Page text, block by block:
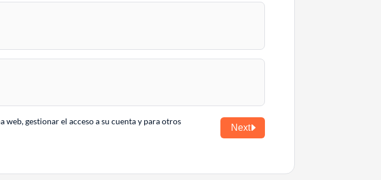
web, gestionar el acceso a su cuenta y para otros
Next